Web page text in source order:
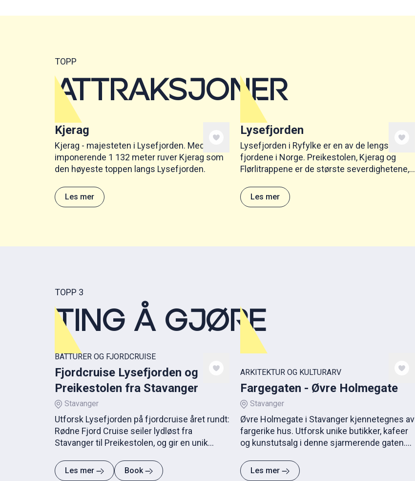
TOPP
ATTRAKSJONER
Kjerag
Kjerag - majesteten i Lysefjorden. Med sine
imponerende 1 132 meter ruver Kjerag som
den høyeste toppen langs Lysefjorden.
Les mer
Lysefjorden
Lysefjorden i Ryfylke er en av de lengste
fjordene i Norge. Preikestolen, Kjerag og
Flørlitrappene er de største severdighetene,
aktivitet.
Les mer
TOPP 3
TING Å GJØRE
BÅTTURER OG FJORDCRUISE
Fjordcruise Lysefjorden og
Preikestolen fra Stavanger
Stavanger
Utforsk Lysefjorden på fjordcruise året rundt:
Rødne Fjord Cruise seiler lydløst fra
Stavanger til Preikestolen, og gir en unik
Les mer Book
ARKITEKTUR OG KULTURARV
Fargegaten - Øvre Holmegate
Stavanger
Øvre Holmegate i Stavanger kjennetegnes av
fargerike hus. Utforsk unike butikker, kafeer
og kunstutsalg i denne sjarmerende gaten.
Les mer